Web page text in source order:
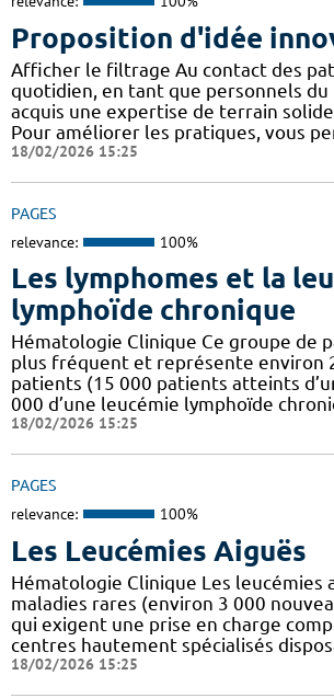
Proposition d'idée
Afficher le filtrage Au contact des
quotidien, en tant que personnels du
acquis une expertise de terrain
Pour améliorer les pratiques, vous
18/02/2026 15:25
PAGES
relevance: 100%
Les lymphomes et la
lymphoïde chronique
Hématologie Clinique Ce groupe de
plus fréquent et représente environ
patients (15 000 patients atteints
000 d’une leucémie lymphoïde
18/02/2026 15:25
PAGES
relevance: 100%
Les Leucémies Aiguës
Hématologie Clinique Les leucémies
maladies rares (environ 3 000
qui exigent une prise en charge
centres hautement spécialisés
18/02/2026 15:25